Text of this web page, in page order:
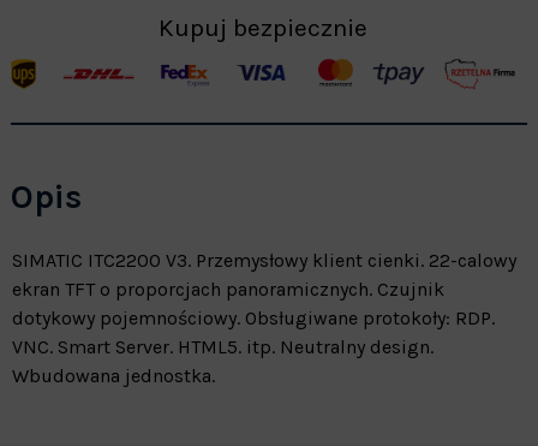
Kupuj bezpiecznie
Opis
SIMATIC ITC2200 V3. Przemysłowy klient cienki. 22-calowy
ekran TFT o proporcjach panoramicznych. Czujnik
dotykowy pojemnościowy. Obsługiwane protokoły: RDP.
VNC. Smart Server. HTML5. itp. Neutralny design.
Wbudowana jednostka.